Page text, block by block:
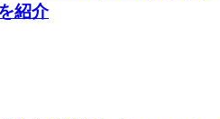
紹介